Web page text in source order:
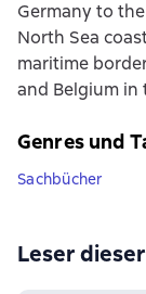
Germany to
North Sea
maritime
and Belgium in
Genres und
Sachbücher
Leser